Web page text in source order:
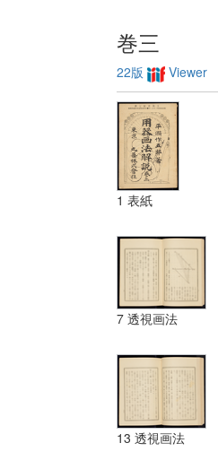
巻三
22版 Viewer
1 表紙
7 透視画法
13 透視画法